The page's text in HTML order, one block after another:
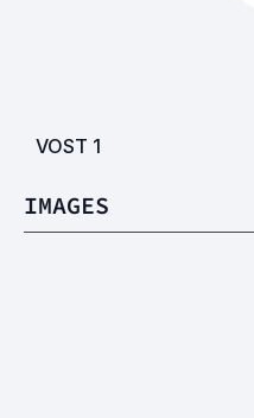
VOST 1
IMAGES